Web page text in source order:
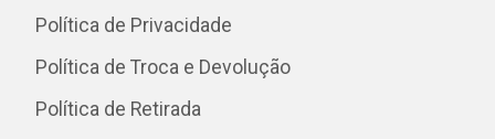
Política de Privacidade
Política de Troca e Devolução
Política de Retirada